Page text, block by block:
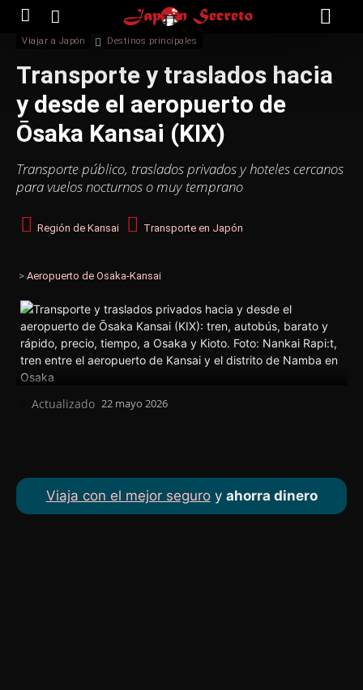
Viajar a Japón Destinos principales
Transporte y traslados hacia
y desde el aeropuerto de
Ōsaka Kansai (KIX)
Transporte público, traslados privados y hoteles cercanos
para vuelos nocturnos o muy temprano
Región de Kansai Transporte en Japón
> Aeropuerto de Osaka-Kansai
Actualizado 22 mayo 2026
Viaja con el mejor seguroy ahorra dinero